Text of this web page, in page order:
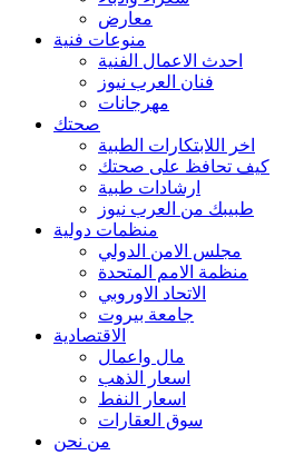
معارض
منوعات فنية
احدث الاعمال الفنية
فنان العرب نيوز
مهرجانات
صحتك
اخر اللابتكارات الطبية
كيف تحافظ على صحتك
ارشادات طبية
طبيبك من العرب نيوز
منظمات دولية
مجلس الامن الدولي
منظمة الامم المتحدة
الاتحاد الاوروبي
جامعة بيروت
الاقتصادية
مال واعمال
اسعار الذهب
اسعار النفط
سوق العقارات
من نحن